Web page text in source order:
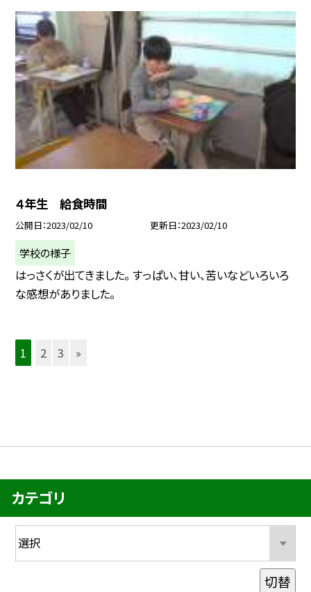
４年生 給食時間
公開日 2023/02/10 更新日 2023/02/10
学校の様子
はっさくが出てきました。 すっぱい、甘い、苦いなどいろいろ
な感想がありました。
1 2 3 »
カテゴリ
切替